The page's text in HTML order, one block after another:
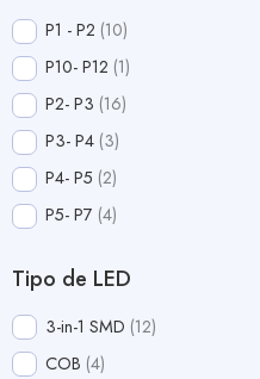
P1 - P2 10
P10- P12 1
P2- P3 16
P3- P4 3
P4- P5 2
P5- P7 4
Tipo de LED
3-in-1 SMD 12
COB 4